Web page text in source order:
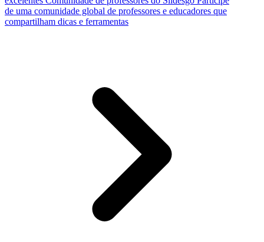
de uma comunidade global de professores e educadores que
compartilham dicas e ferramentas